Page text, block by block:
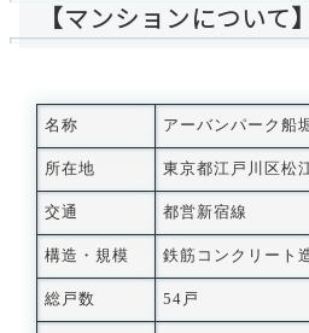
【マンションについて】
名称 アーバンパーク船
所在地 東京都江戸川区松
交通 都営新宿線
構造・規模 鉄筋コンクリート
総戸数 54戸